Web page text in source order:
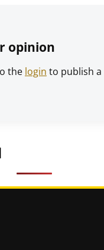
opinion
the login to publish a